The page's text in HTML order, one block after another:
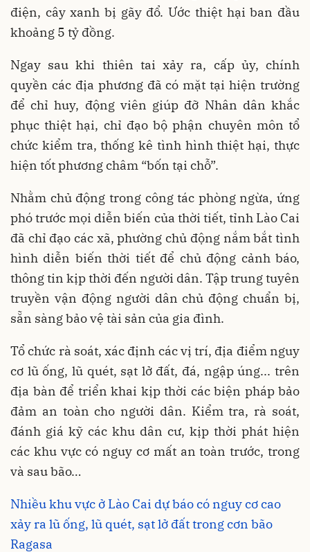
điện, cây xanh bị gãy đổ. Ước thiệt hại ban đầu
khoảng 5 tỷ đồng.
Ngay sau khi thiên tai xảy ra, cấp ủy, chính
quyền các địa phương đã có mặt tại hiện trường
để chỉ huy, động viên giúp đỡ Nhân dân khắc
phục thiệt hại, chỉ đạo bộ phận chuyên môn tổ
chức kiểm tra, thống kê tình hình thiệt hại, thực
hiện tốt phương châm “bốn tại chỗ”.
Nhằm chủ động trong công tác phòng ngừa, ứng
phó trước mọi diễn biến của thời tiết, tỉnh Lào Cai
đã chỉ đạo các xã, phường chủ động nắm bắt tình
hình diễn biến thời tiết để chủ động cảnh báo,
thông tin kịp thời đến người dân. Tập trung tuyên
truyền vận động người dân chủ động chuẩn bị,
sẵn sàng bảo vệ tài sản của gia đình.
Tổ chức rà soát, xác định các vị trí, địa điểm nguy
cơ lũ ống, lũ quét, sạt lở đất, đá, ngập úng... trên
địa bàn để triển khai kịp thời các biện pháp bảo
đảm an toàn cho người dân. Kiểm tra, rà soát,
đánh giá kỹ các khu dân cư, kịp thời phát hiện
các khu vực có nguy cơ mất an toàn trước, trong
và sau bão…
Nhiều khu vực ở Lào Cai dự báo có nguy cơ cao
xảy ra lũ ống, lũ quét, sạt lở đất trong cơn bão
Ragasa